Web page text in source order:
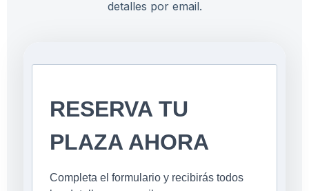
detalles por email.
RESERVA TU
PLAZA AHORA
Completa el formulario y recibirás todos